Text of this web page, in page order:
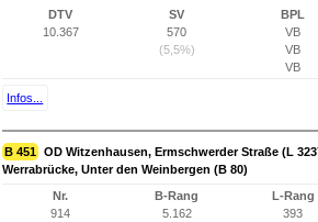
DTV
10.367
SV
570
(5,5%)
BPL
VB
VB
VB
Infos...
B 451 OD Witzenhausen, Ermschwerder Straße (L
Werrabrücke, Unter den Weinbergen (B 80)
Nr.
914
B-Rang
5.162
L-Rang
393